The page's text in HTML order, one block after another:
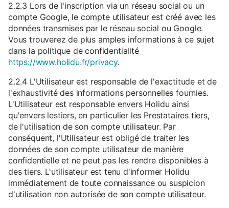
2.2.3 Lors de l'inscription via un réseau social ou un
compte Google, le compte utilisateur est créé avec les
données transmises par le réseau social ou Google.
Vous trouverez de plus amples informations à ce sujet
dans la politique de confidentialité
https://www.holidu.fr/privacy.
2.2.4 L'Utilisateur est responsable de l'exactitude et de
l'exhaustivité des informations personnelles fournies.
L'Utilisateur est responsable envers Holidu ainsi
qu'envers lestiers, en particulier les Prestataires tiers,
de l'utilisation de son compte utilisateur. Par
conséquent, l'Utilisateur est obligé de traiter les
données de son compte utilisateur de manière
confidentielle et ne peut pas les rendre disponibles à
des tiers. L'utilisateur est tenu d'informer Holidu
immédiatement de toute connaissance ou suspicion
d'utilisation non autorisée de son compte utilisateur.